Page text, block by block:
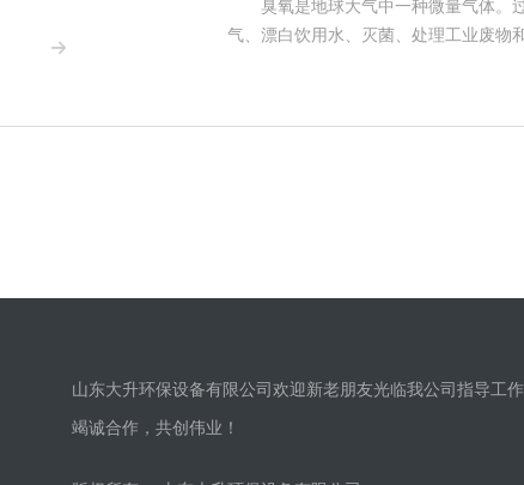

臭氧是地球大气中一种微量气体。过
气、漂白饮用水、灭菌、处理工业废
抱负的绿色强氧化剂。同时，也是食物
山东大升环保设备有限公司欢迎新老朋友光临我公司指导工
竭诚合作，共创伟业！